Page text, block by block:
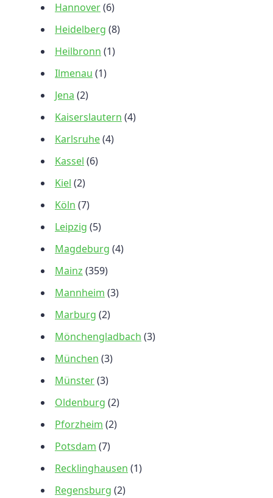
Hannover(6)
Heidelberg (8)
Heilbronn (1)
Ilmenau (1)
Jena (2)
Kaiserslautern (4)
Karlsruhe(4)
Kassel (6)
Kiel (2)
Köln (7)
Leipzig (5)
Magdeburg (4)
Mainz (359)
Mannheim (3)
Marburg (2)
Mönchengladbach (3)
München (3)
Münster(3)
Oldenburg (2)
Pforzheim (2)
Potsdam (7)
Recklinghausen (1)
Regensburg (2)